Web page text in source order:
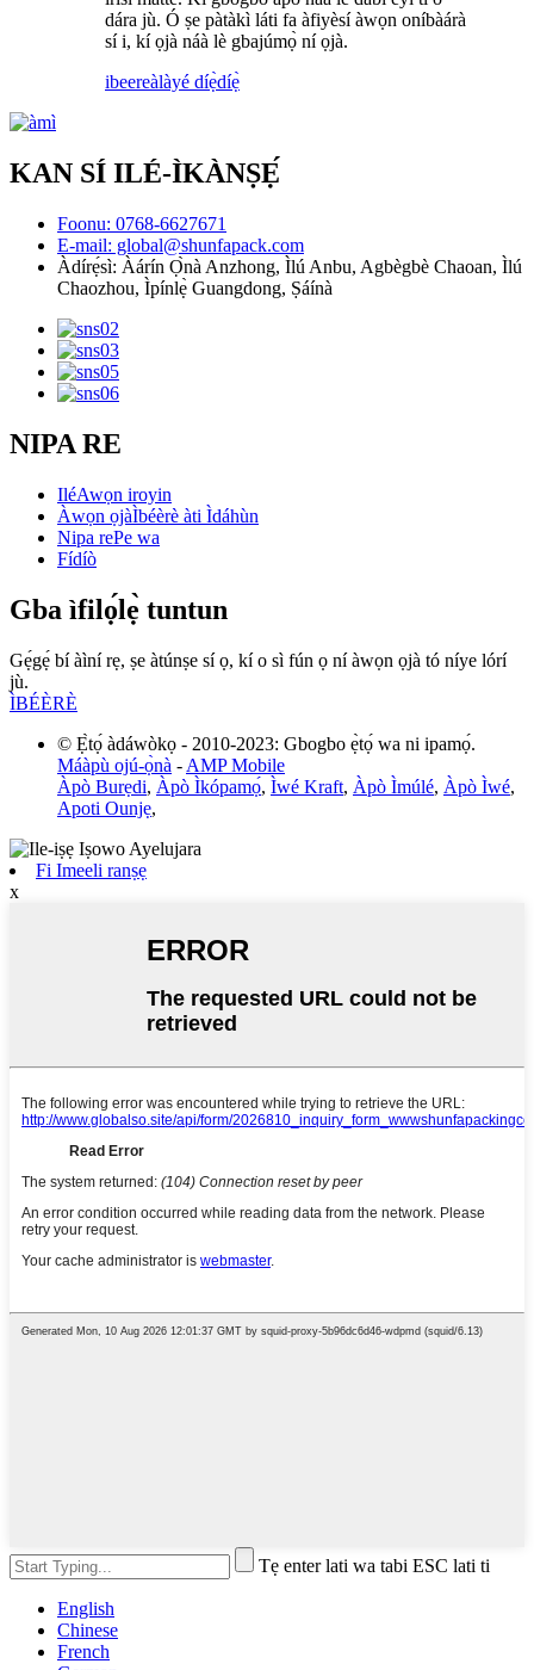
dára jù. Ó ṣe pàtàkì láti fa àfiyèsí àwọn oníbàárà
sí i, kí ọjà náà lè gbajúmọ̀ ní ọjà.
ibeereàlàyé díẹ̀díẹ̀
KAN SÍ ILÉ-ÌKÀNṢẸ́
Foonu: 0768-6627671
E-mail: global@shunfapack.com
Àdírẹ́sì: Àárín Ọ̀nà Anzhong, Ìlú Anbu, Agbègbè Chaoan, Ìlú
Chaozhou, Ìpínlẹ̀ Guangdong, Ṣáínà
NIPA RE
IléAwọn iroyin
Àwọn ọjàÌbéèrè àti Ìdáhùn
Nipa rePe wa
Fídíò
Gba ìfilọ́lẹ̀ tuntun
Gẹ́gẹ́ bí àìní rẹ, ṣe àtúnṣe sí ọ, kí o sì fún ọ ní àwọn ọjà tó níye lórí
jù.
ÌBÉÈRÈ
© Ẹ̀tọ́ àdáwòkọ - 2010-2023: Gbogbo ẹ̀tọ́ wa ni ipamọ́.
Máàpù ojú-ọ̀nà - AMP Mobile
Àpò Burẹdi, Àpò Ìkópamọ́, Ìwé Kraft, Àpò Ìmúlé, Àpò Ìwé,
Apoti Ounjẹ,
Fi Imeeli ranṣẹ
x
Tẹ enter lati wa tabi ESC lati ti
English
Chinese
French